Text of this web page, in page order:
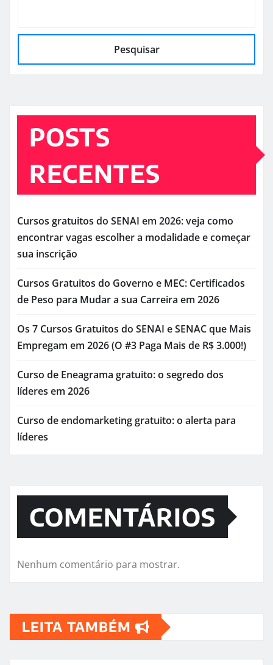
Pesquisar
POSTS
RECENTES
Cursos gratuitos do SENAI em 2026: veja como
encontrar vagas escolher a modalidade e começar
sua inscrição
Cursos Gratuitos do Governo e MEC: Certificados
de Peso para Mudar a sua Carreira em 2026
Os 7 Cursos Gratuitos do SENAI e SENAC que Mais
Empregam em 2026 (O #3 Paga Mais de R$ 3.000!)
Curso de Eneagrama gratuito: o segredo dos
líderes em 2026
Curso de endomarketing gratuito: o alerta para
líderes
COMENTÁRIOS
Nenhum comentário para mostrar.
LEITA TAMBÉM